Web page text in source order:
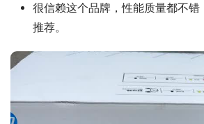
很信赖这个品牌，性能质量都不错
推荐。